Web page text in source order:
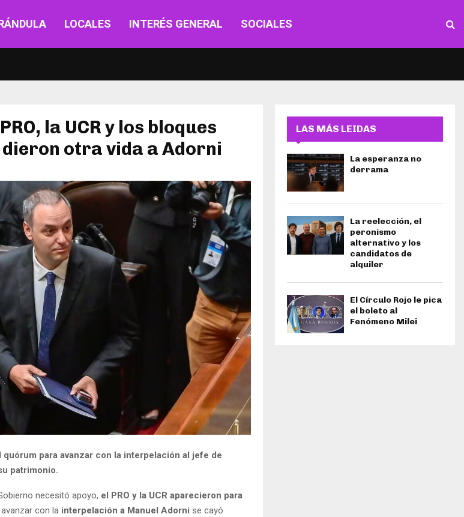
LOCALES INTERÉS GENERAL SOCIALES
la UCR y los bloques
otra vida a Adorni
para avanzar con la interpelación al jefe de
patrimonio.
necesitó apoyo, el PRO y la UCR aparecieron para
con la interpelación a Manuel Adorni se cayó
LAS MÁS LEIDAS
La esperanza no
derrama
La reelección, el
peronismo
alternativo y los
candidatos de
alquiler
El Círculo Rojo le pica
el boleto al
Fenómeno Milei